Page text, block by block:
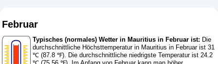
Februar
Typisches (normales) Wetter in Mauritius in Februar ist: Die
durchschnittliche Höchsttemperatur in Mauritius in Februar ist 31
℃ (87.8 ℉). Die durchschnittliche niedrigste Temperatur ist 24.2